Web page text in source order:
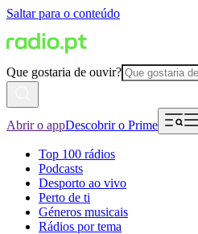
Saltar para o conteúdo
Que gostaria de ouvir?
Abrir o appDescobrir o Prime
Top 100 rádios
Podcasts
Desporto ao vivo
Perto de ti
Géneros musicais
Rádios por tema